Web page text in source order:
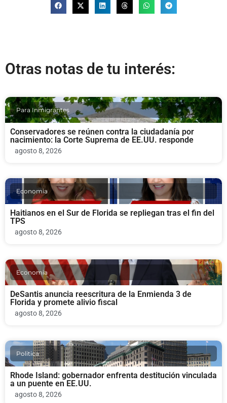
Otras notas de tu interés:
Para Inmigrantes
Conservadores se reúnen contra la ciudadanía por
nacimiento: la Corte Suprema de EE.UU. responde
agosto 8, 2026
Economia
Haitianos en el Sur de Florida se repliegan tras el fin del
TPS
agosto 8, 2026
Economia
DeSantis anuncia reescritura de la Enmienda 3 de
Florida y promete alivio fiscal
agosto 8, 2026
Politica
Rhode Island: gobernador enfrenta destitución vinculada
a un puente en EE.UU.
agosto 8, 2026